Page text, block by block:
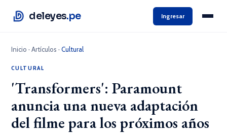
deleyes.pe Ingresar
Inicio ·Artículos ·Cultural
CULTURAL
'Transformers': Paramount
anuncia una nueva adaptación
del filme para los próximos años